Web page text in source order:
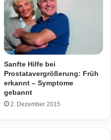
Sanfte Hilfe bei
Prostatavergrößerung: Früh
erkannt – Symptome
gebannt
2. Dezember 2015